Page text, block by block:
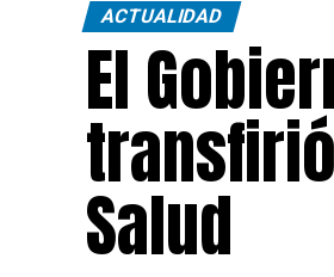
ACTUALIDAD
El
Salud